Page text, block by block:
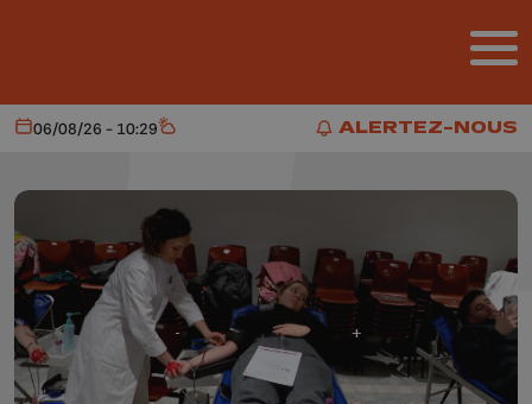
ALERTEZ-NOUS
ALERTEZ-NOUS
Aujourd'hui
06/08/26 - 10:29 Météo